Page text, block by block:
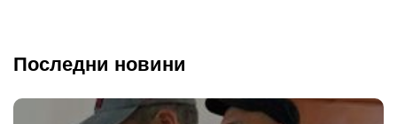
Последни новини